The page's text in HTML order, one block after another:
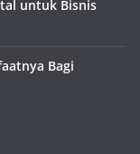
untuk Bisnis
Bagi